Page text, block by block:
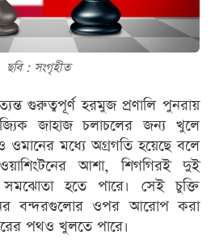
ছবি : সংগৃহীত
গুরুত্বপূর্ণ হরমুজ প্রণালি পুনরায়
জাহাজ চলাচলের জন্য খুলে
ওমানের মধ্যে অগ্রগতি হয়েছে বলে
ওয়াশিংটনের আশা, শিগগিরই দুই
হতে পারে। সেই চুক্তি
বন্দরগুলোর ওপর আরোপ করা
পথও খুলতে পারে।